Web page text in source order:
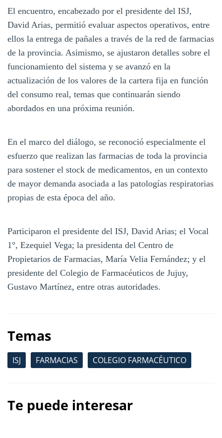
El encuentro, encabezado por el presidente del ISJ,
David Arias, permitió evaluar aspectos operativos, entre
ellos la entrega de pañales a través de la red de farmacias
de la provincia. Asimismo, se ajustaron detalles sobre el
funcionamiento del sistema y se avanzó en la
actualización de los valores de la cartera fija en función
del consumo real, temas que continuarán siendo
abordados en una próxima reunión.
En el marco del diálogo, se reconoció especialmente el
esfuerzo que realizan las farmacias de toda la provincia
para sostener el stock de medicamentos, en un contexto
de mayor demanda asociada a las patologías respiratorias
propias de esta época del año.
Participaron el presidente del ISJ, David Arias; el Vocal
1°, Ezequiel Vega; la presidenta del Centro de
Propietarios de Farmacias, María Velia Fernández; y el
presidente del Colegio de Farmacéuticos de Jujuy,
Gustavo Martínez, entre otras autoridades.
Temas
ISJ FARMACIAS COLEGIO FARMACÉUTICO
Te puede interesar